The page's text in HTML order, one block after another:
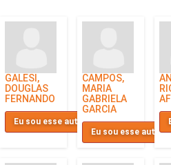
GALESI,
DOUGLAS
FERNANDO
Eu sou esse autor
CAMPOS,
MARIA
GABRIELA
GARCIA
Eu sou esse autor